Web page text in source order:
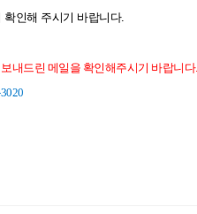
인해 주시기 바랍니다.
내드린 메일을 확인해주시기 바랍니다.